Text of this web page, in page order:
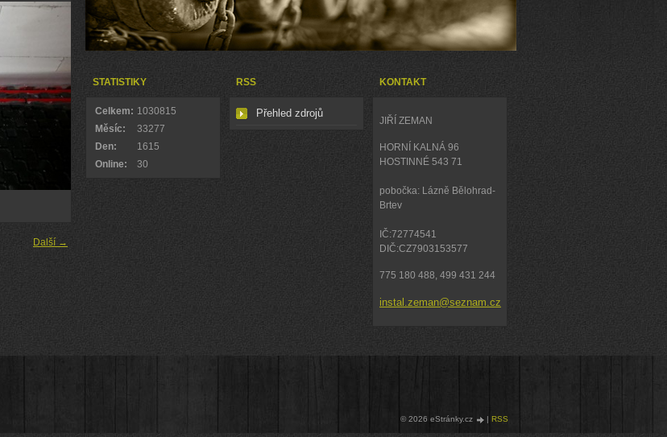
Další →
STATISTIKY
Online: 30
Celkem: 1030815
Měsíc:
33277
Den:
1615
RSS
Přehled zdrojů
KONTAKT
JIŘÍ ZEMAN
HORNÍ KALNÁ 96
HOSTINNÉ 543 71
pobočka: Lázně Bělohrad-
Brtev
IČ:72774541
DIČ:CZ7903153577
775 180 488, 499 431 244
instal.zeman@seznam.cz
© 2026 eStránky.cz | RSS